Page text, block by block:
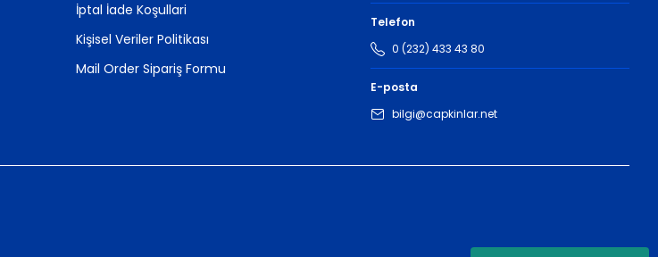
İptal İade Koşullari
Kişisel Veriler Politikası
Mail Order Sipariş Formu
Telefon
0 (232) 433 43 80
E-posta
bilgi@capkinlar.net